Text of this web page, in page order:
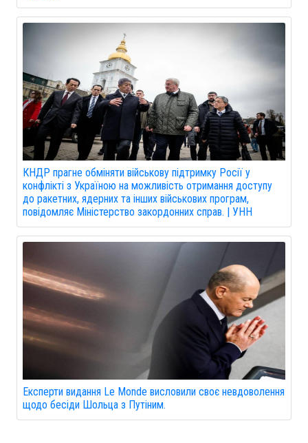
КНДР прагне обміняти військову підтримку Росії у
конфлікті з Україною на можливість отримання доступу
до ракетних, ядерних та інших військових програм,
повідомляє Міністерство закордонних справ. | УНН
Експерти видання Le Monde висловили своє невдоволення
щодо бесіди Шольца з Путіним.